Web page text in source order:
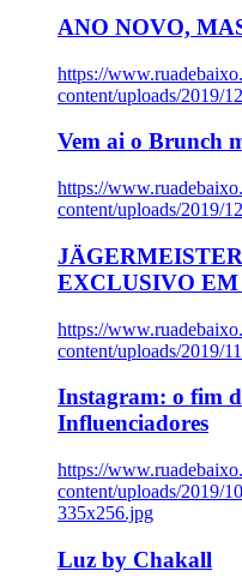
ANO NOVO,
https://
content/uploads/2019/
Vem ai o Brunch
https://
content/uploads/2019/
EXCLUSIVO
https://
content/uploads/2019/
Instagram: o fim
Influenciadores
https://
content/uploads/2019/
335x256.jpg
Luz by Chakall